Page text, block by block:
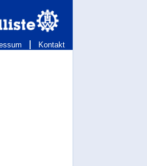
Kontakt